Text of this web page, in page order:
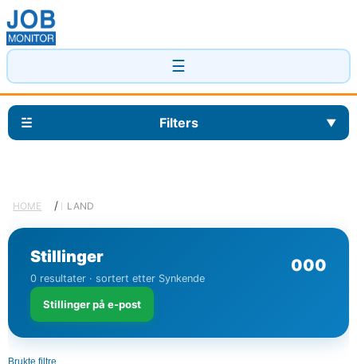
☰
HOME / LAND
Stillinger
0 resultater · sortert etter Synkende
000
Stillinger på e-post
☱ Filters ▼